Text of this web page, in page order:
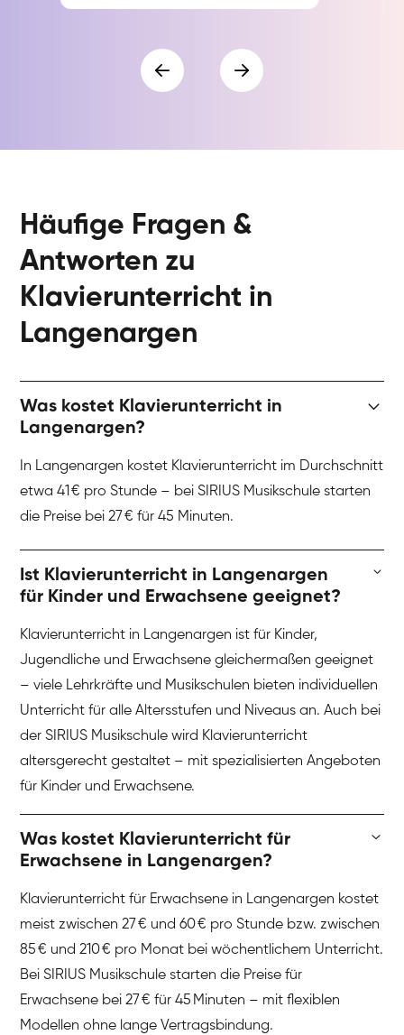
Häufige Fragen &
Antworten zu
Klavierunterricht in
Langenargen
Was kostet Klavierunterricht in
Langenargen?
In Langenargen kostet Klavierunterricht im Durchschnitt
etwa 41 € pro Stunde – bei SIRIUS Musikschule starten
die Preise bei 27 € für 45 Minuten.
Ist Klavierunterricht in Langenargen
für Kinder und Erwachsene geeignet?
Klavierunterricht in Langenargen ist für Kinder,
Jugendliche und Erwachsene gleichermaßen geeignet
– viele Lehrkräfte und Musikschulen bieten individuellen
Unterricht für alle Altersstufen und Niveaus an. Auch bei
der SIRIUS Musikschule wird Klavierunterricht
altersgerecht gestaltet – mit spezialisierten Angeboten
für Kinder und Erwachsene.
Was kostet Klavierunterricht für
Erwachsene in Langenargen?
Klavierunterricht für Erwachsene in Langenargen kostet
meist zwischen 27 € und 60 € pro Stunde bzw. zwischen
85 € und 210 € pro Monat bei wöchentlichem Unterricht.
Bei SIRIUS Musikschule starten die Preise für
Erwachsene bei 27 € für 45 Minuten – mit flexiblen
Modellen ohne lange Vertragsbindung.